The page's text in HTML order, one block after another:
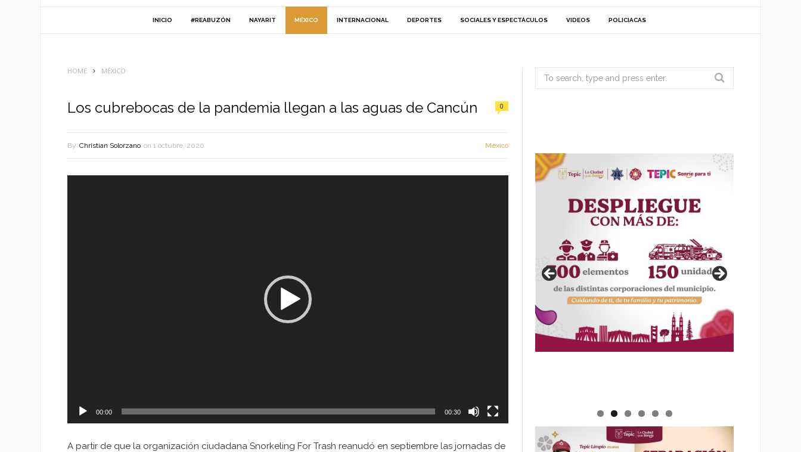
INICIO #REABUZÓN NAYARIT MÉXICO INTERNACIONAL DEPORTES SOCIALES Y ESPECTÁCULOS VIDEOS POLICIACAS
HOME MÉXICO
Los cubrebocas de la pandemia llegan a las aguas de Cancún 0
By Christian Solorzano on 1 octubre, 2020 México
00:00 00:30
A partir de que la organización ciudadana Snorkeling For Trash reanudó en septiembre las jornadas de
Search
for: